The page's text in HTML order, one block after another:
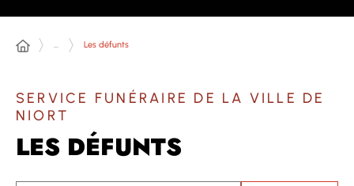
... Les défunts
SERVICE FUNÉRAIRE DE LA VILLE DE
NIORT
LES DÉFUNTS